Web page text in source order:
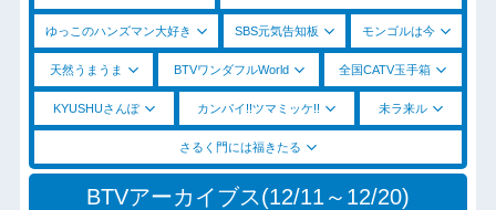
ゆっこのハンズマン大好き SBS元気告知板 モンゴルは今
天然うまうま BTVワンダフルWorld 全国CATV玉手箱
KYUSHUさんぽ カンパイ!!ツマミッケ!! 未ラ来ル
さるく門には福きたる
BTVアーカイブス(12/11～12/20)